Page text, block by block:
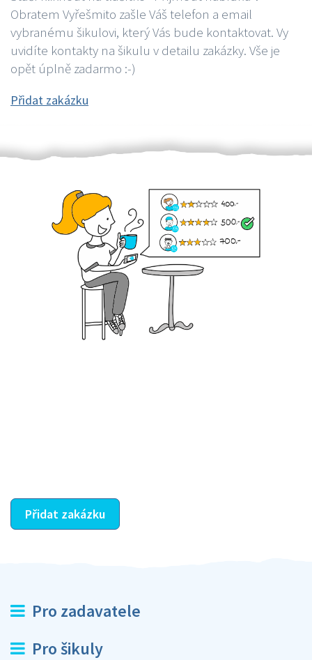
Obratem Vyřešmito zašle Váš telefon a email
vybranému šikulovi, který Vás bude kontaktovat. Vy
uvidíte kontakty na šikulu v detailu zakázky. Vše je
opět úplně zadarmo :-)
Přidat zakázku
Přidat zakázku
Pro zadavatele
Pro šikuly